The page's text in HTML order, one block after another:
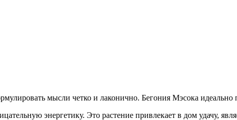
мысли четко и лаконично. Бегония Мэсока
энергетику. Это растение привлекает в дом удачу,